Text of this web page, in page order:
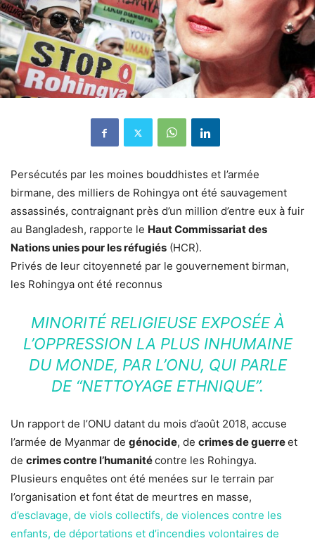
Persécutés par les moines bouddhistes et l’armée
birmane, des milliers de Rohingya ont été sauvagement
assassinés, contraignant près d’un million d’entre eux à fuir
au Bangladesh, rapporte le Haut Commissariat des
Nations unies pour les réfugiés (HCR).
Privés de leur citoyenneté par le gouvernement birman,
les Rohingya ont été reconnus
MINORITÉ RELIGIEUSE EXPOSÉE À
L’OPPRESSION LA PLUS INHUMAINE
DU MONDE, PAR L’ONU, QUI PARLE
DE “NETTOYAGE ETHNIQUE”.
Un rapport de l’ONU datant du mois d’août 2018, accuse
l’armée de Myanmar de génocide, de crimes de guerreet
de crimes contre l’humanitécontre les Rohingya.
Plusieurs enquêtes ont été menées sur le terrain par
l’organisation et font état de meurtres en masse,
d’esclavage, de viols collectifs, de violences contre les
enfants, de déportations et d’incendies volontaires de